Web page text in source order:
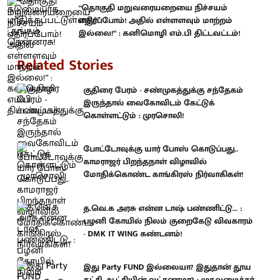
“தொகுதி மறுவரையறையை நிச்சயம்
எதிர்ப்போம்! அதில் எள்ளளவும் மாற்றம்
இல்லை!” : கனிமொழி எம்.பி திட்டவட்டம்!
Related Stories
குதிரை பேரம் - சண்முகத்துக்கு சந்தேகம்
இருந்தால் வைகோவிடம் கேட்டுக்
கொள்ளட்டும் : முரசொலி!
போட்டோவுக்கு யார் போஸ் கொடுப்பது..
காமராஜர் பிறந்தநாள் விழாவில்
மோதிக்கொண்ட காங்கிரஸ் நிர்வாகிகள்!
த.வெ.க அரசு என்ன டாஷ் பண்ணிட்டு... :
பழனி கோயில் நிலம் குறைகேடு விவகாரம்
- DMK IT WING கண்டனம்!
இது Party FUND இல்லையா? இதுதான் தூய